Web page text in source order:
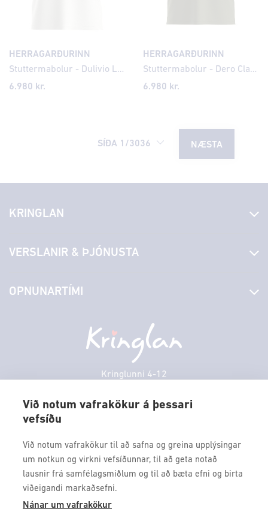
Við notum vafrakökur á þessari
vefsíðu
Við notum vafrakökur til að safna og greina upplýsingar
um notkun og virkni vefsíðunnar, til að geta notað
lausnir frá samfélagsmiðlum og til að bæta efni og birta
viðeigandi markaðsefni.
Nánar um vafrakökur
HERRAGARÐURINN
Stuttermabolur - Dulivio Logo
6.980 kr.
HERRAGARÐURINN
Stuttermabolur - Dero Classic
6.980 kr.
SÍÐA 1 /3036 NÆSTA
Kringlunni 4-12
kringlan@kringlan.is
KRINGLAN
Laus störf
Hafðu samband
Persónuverndarstefna
VERSLANIR & ÞJÓNUSTA
Borgarbókasafn
Borgarleikhúsið
Ævintýraland
OPNUNARTÍMI
Laugardagur
VERTU MEÐ
Fáðu forskot á dagskrána okkar og sértilboð með því að skrá